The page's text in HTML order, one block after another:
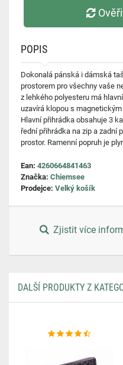
POPIS
Dokonalá pánská i dámská
prostorem pro všechny vaše
z lehkého polyesteru má
uzavírá klopou s
Hlavní přihrádka obsahuje 3
řední přihrádka na zip a zadní
prostor. Ramenní popruh je
Ean: 4260664841463
Značka: Chiemsee
Prodejce: Velký košík
Zjistit více
DALŠÍ PRODUKTY Z